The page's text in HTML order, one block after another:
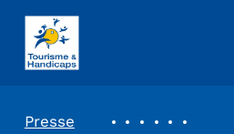
ASSOCIATION TOURISME ET HANDICAPS
Presse